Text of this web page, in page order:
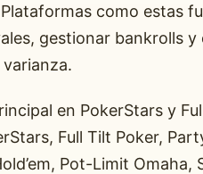
como estas
gestionar bankrolls
en PokerStars y
Full Tilt Poker,
Pot-Limit Omaha,